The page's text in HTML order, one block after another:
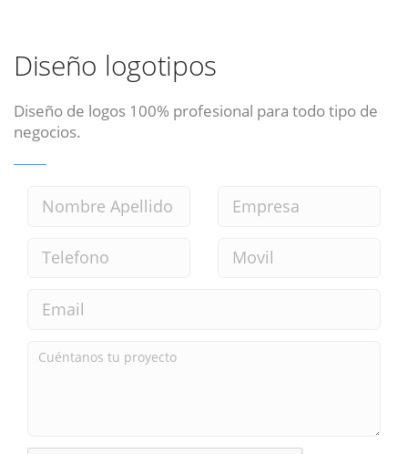
Diseño logotipos
Diseño de logos 100% profesional para todo tipo de
negocios.